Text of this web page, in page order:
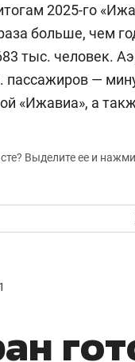
2025-го
больше, чем
тыс. человек.
пассажиров —
«Ижавиа», а
Выделите ее и